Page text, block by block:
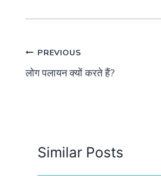
Post
navigation
PREVIOUS
लोग पलायन क्यों करते हैं?
Similar Posts